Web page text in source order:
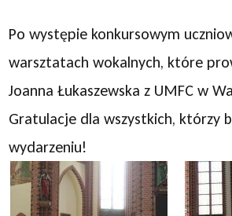
Po występie konkursowym
warsztatach wokalnych, które
Joanna Łukaszewska z UMFC w
Gratulacje dla wszystkich, którzy
wydarzeniu!